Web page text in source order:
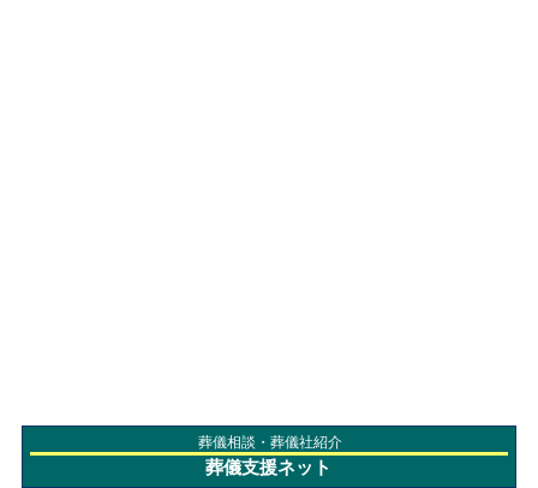
葬儀相談・葬儀社紹介
葬儀支援ネット